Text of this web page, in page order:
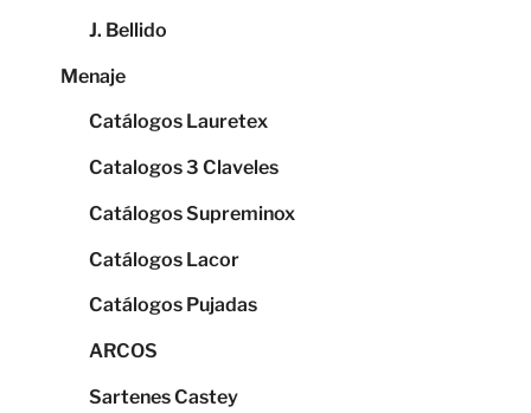
J. Bellido
Menaje
Catálogos Lauretex
Catalogos 3 Claveles
Catálogos Supreminox
Catálogos Lacor
Catálogos Pujadas
ARCOS
Sartenes Castey